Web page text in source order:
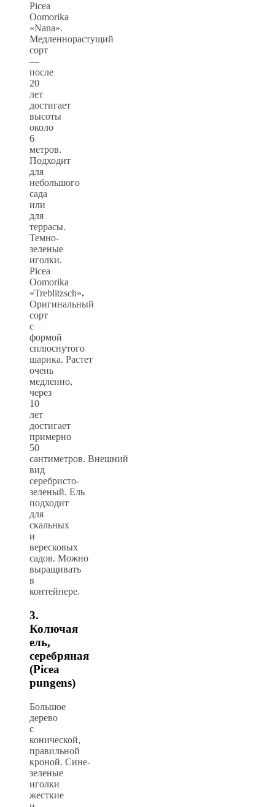
Picea
Oomorika
«Nana».
Медленнорастущий
сорт
—
после
20
лет
достигает
высоты
около
6
метров.
Подходит
для
небольшого
сада
или
для
террасы.
Темно-
зеленые
иголки.
Picea
Oomorika
«Treblitzsch».
Оригинальный
сорт
с
формой
сплюснутого
шарика. Растет
очень
медленно,
через
10
лет
достигает
примерно
50
сантиметров. Внешний
вид
серебристо-
зеленый. Ель
подходит
для
скальных
и
вересковых
садов. Можно
выращивать
в
контейнере.
3.
Колючая
ель,
серебряная
(Picea
pungens)
Большое
дерево
с
конической,
правильной
кроной. Сине-
зеленые
иголки
жесткие